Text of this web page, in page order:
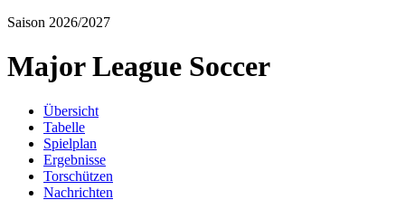
Saison 2026/2027
Major League Soccer
Übersicht
Tabelle
Spielplan
Ergebnisse
Torschützen
Nachrichten